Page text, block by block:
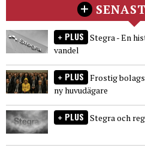
PLUS Stegra - En
vandel
PLUS Frostig
ny huvudägare
PLUS Stegra och